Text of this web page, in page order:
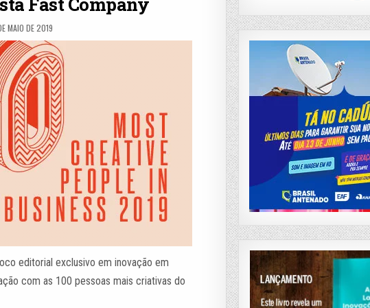
MAIO DE 2019
editorial exclusivo em inovação em
com as 100 pessoas mais criativas do